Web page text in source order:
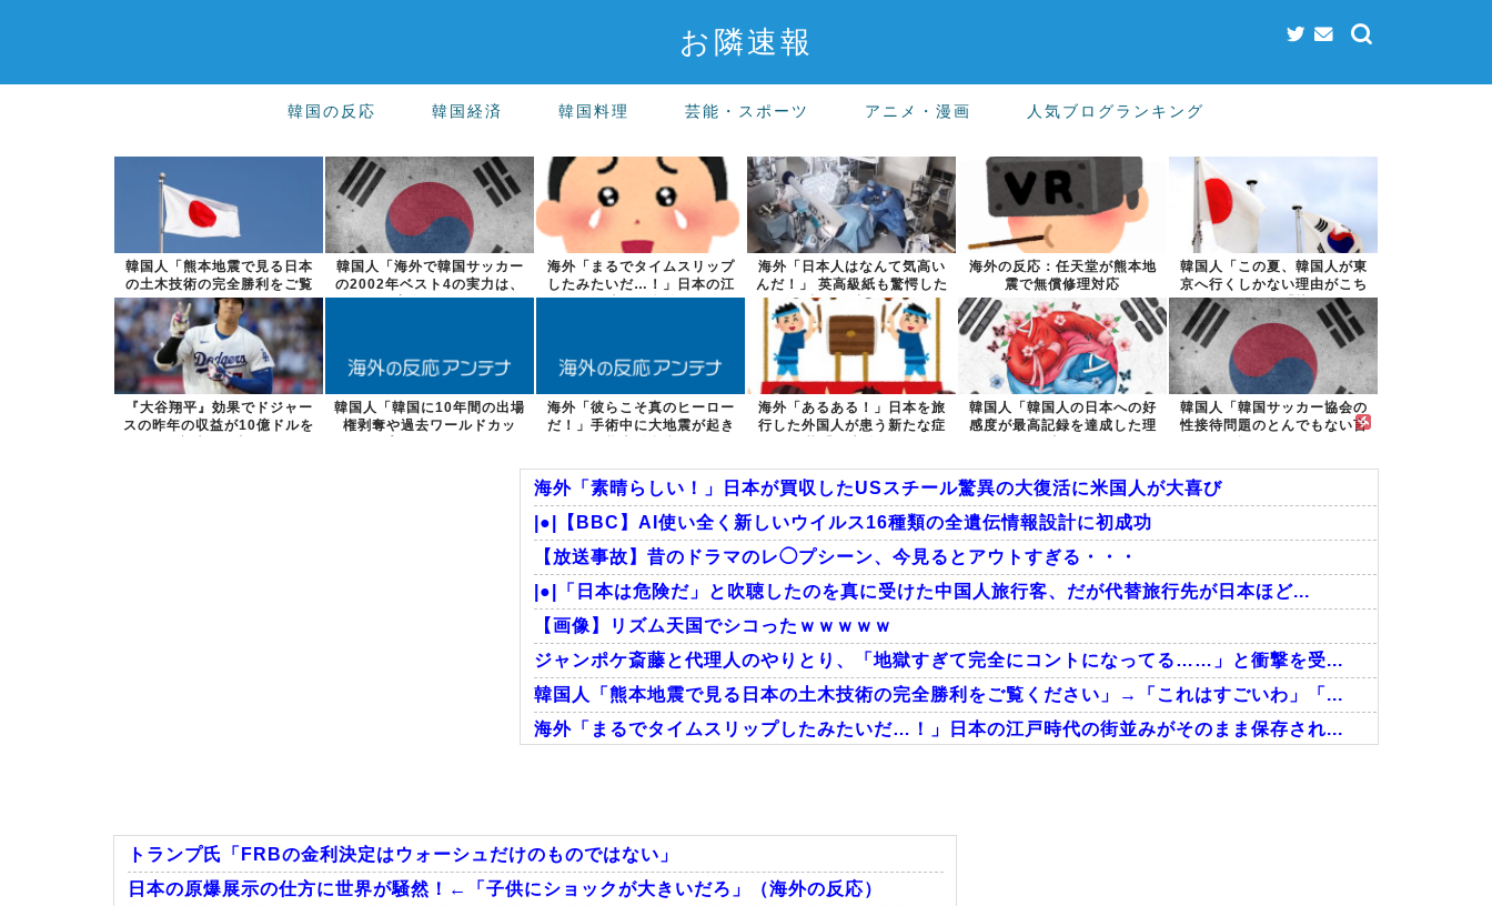
お隣速報
韓国の反応 韓国経済 韓国料理 芸能・スポーツ アニメ・漫画 人気ブログランキング
韓国人「熊本地震で見る日本
の土木技術の完全勝利をご覧
ください」→...
韓国人「海外で韓国サッカー
の2002年ベスト4の実力は、
実際には...
海外「まるでタイムスリップ
したみたいだ…！」日本の江
戸時代の街並...
海外「日本人はなんて気高い
んだ！」 英高級紙も驚愕した
極限の中の...
海外の反応：任天堂が熊本地
震で無償修理対応
韓国人「この夏、韓国人が東
京へ行くしかない理由がこち
ら…」→「快...
『大谷翔平』効果でドジャー
スの昨年の収益が10億ドルを
韓国人「韓国に10年間の出場
権剥奪や過去ワールドカッ
海外「彼らこそ真のヒーロー
だ！」手術中に大地震が起き
海外「あるある！」日本を旅
行した外国人が患う新たな症
韓国人「韓国人の日本への好
感度が最高記録を達成した理
韓国人「韓国サッカー協会の
性接待問題のとんでもない言
海外「素晴らしい！」日本が買収したUSスチール驚異の大復活に米国人が大喜び
|●|【BBC】AI使い全く新しいウイルス16種類の全遺伝情報設計に初成功
【放送事故】昔のドラマのレ◯プシーン、今見るとアウトすぎる・・・
|●|「日本は危険だ」と吹聴したのを真に受けた中国人旅行客、だが代替旅行先が日本ほど...
【画像】リズム天国でシコったｗｗｗｗｗ
ジャンポケ斎藤と代理人のやりとり、「地獄すぎて完全にコントになってる……」と衝撃を受...
韓国人「熊本地震で見る日本の土木技術の完全勝利をご覧ください」→「これはすごいわ」「...
海外「まるでタイムスリップしたみたいだ…！」日本の江戸時代の街並みがそのまま保存され...
外国人「日本の未来は安泰だ」16歳MF三井寺眞、衝撃ゴール！久保建英超え歴代2位の記...
トランプ氏「FRBの金利決定はウォーシュだけのものではない」
日本の原爆展示の仕方に世界が騒然！←「子供にショックが大きいだろ」（海外の反応）